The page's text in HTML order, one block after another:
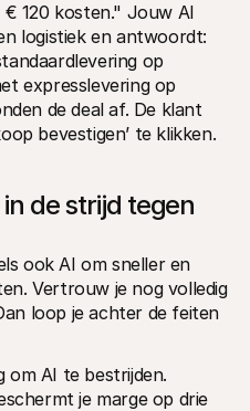
€ 120 kosten." Jouw AI
logistiek en antwoordt:
op
expresslevering op
de deal af. De klant
bevestigen’ te klikken.
de strijd tegen
ook AI om sneller en
Vertrouw je nog volledig
loop je achter de feiten
om AI te bestrijden.
je marge op drie